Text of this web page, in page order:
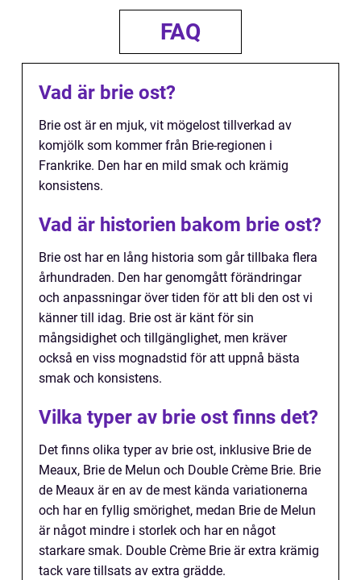
FAQ
Vad är brie ost?
Brie ost är en mjuk, vit mögelost tillverkad av
komjölk som kommer från Brie-regionen i
Frankrike. Den har en mild smak och krämig
konsistens.
Vad är historien bakom brie ost?
Brie ost har en lång historia som går tillbaka flera
århundraden. Den har genomgått förändringar
och anpassningar över tiden för att bli den ost vi
känner till idag. Brie ost är känt för sin
mångsidighet och tillgänglighet, men kräver
också en viss mognadstid för att uppnå bästa
smak och konsistens.
Vilka typer av brie ost finns det?
Det finns olika typer av brie ost, inklusive Brie de
Meaux, Brie de Melun och Double Crème Brie. Brie
de Meaux är en av de mest kända variationerna
och har en fyllig smörighet, medan Brie de Melun
är något mindre i storlek och har en något
starkare smak. Double Crème Brie är extra krämig
tack vare tillsats av extra grädde.